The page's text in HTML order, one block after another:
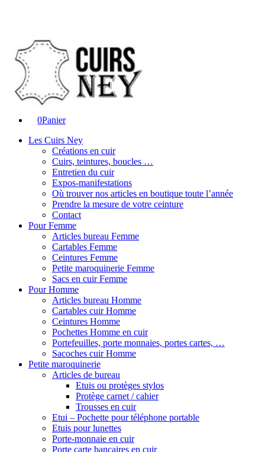
0Panier
Les Cuirs Ney
Créations en cuir
Cuirs, teintures, boucles …
Entretien du cuir
Expos-manifestations
Où trouver nos articles en boutique toute l’année
Prendre la mesure de votre ceinture
Contact
Pour Femme
Articles bureau Femme
Cartables Femme
Ceintures Femme
Petite maroquinerie Femme
Sacs en cuir Femme
Pour Homme
Articles bureau Homme
Cartables cuir Homme
Ceintures Homme
Pochettes Homme en cuir
Portefeuilles, porte monnaies, portes cartes, …
Sacoches cuir Homme
Petite maroquinerie
Articles de bureau
Etuis ou protèges stylos
Protège carnet / cahier
Trousses en cuir
Etui – Pochette pour téléphone portable
Etuis pour lunettes
Porte-monnaie en cuir
Porte carte bancaires en cuir